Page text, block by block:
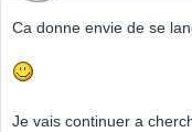
Ca donne envie de se
Je vais continuer a